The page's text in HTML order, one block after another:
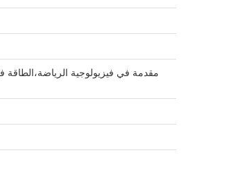
مقدمة في فيزيولوجية الرياضة،الطاقة